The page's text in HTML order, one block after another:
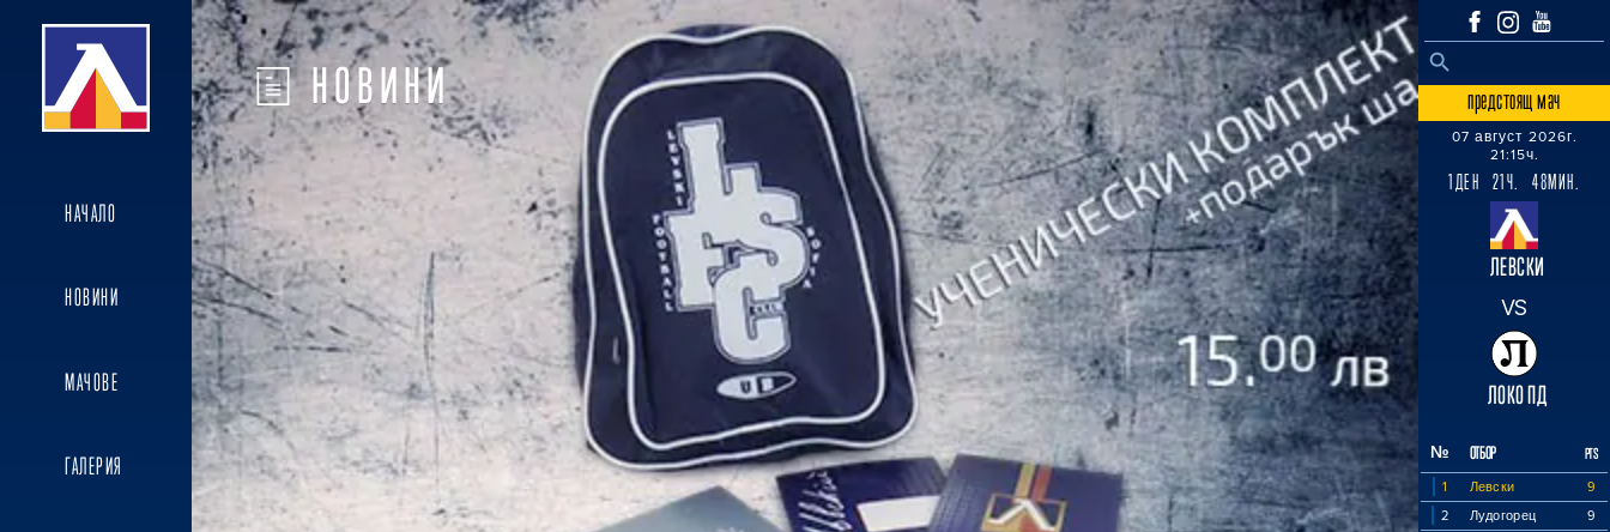
НАЧАЛО
НОВИНИ
МАЧОВЕ
ГАЛЕРИЯ
Search
SEARCH BUTTON
предстоящ мач
07 август 2026г.
21:15ч.
1ДЕН 21Ч. 48МИН.
ЛЕВСКИ
VS
ЛОКО ПД
№ ОТБОР PTS
1 Левски
9
2
Лудогорец
9
НОВИНИ